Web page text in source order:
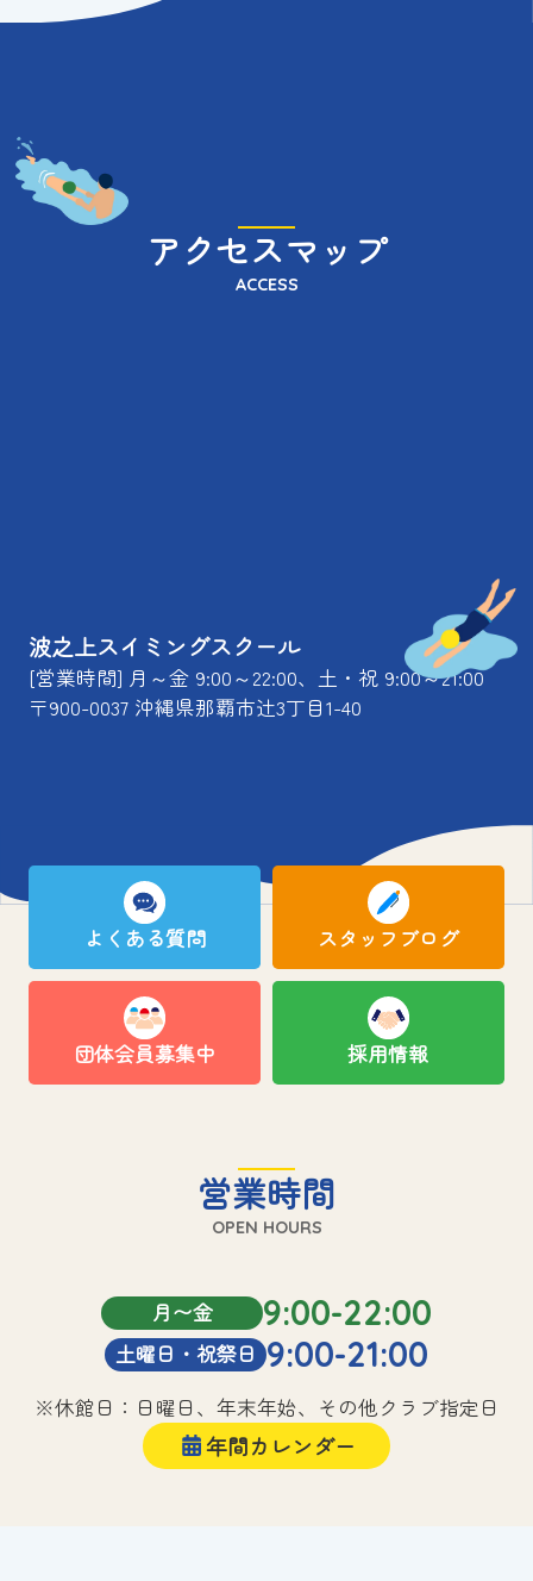
アクセスマップ
ACCESS
波之上スイミングスクール
[営業時間] 月～金 9:00～22:00、土・祝 9:00～21:00
〒900-0037 沖縄県那覇市辻3丁目1-40
よくある質問 スタッフブログ
団体会員募集中 採用情報
営業時間
OPEN HOURS
月〜金 9:00-22:00
土曜日・祝祭日 9:00-21:00
※休館日：日曜日、年末年始、その他クラブ指定日
年間カレンダー